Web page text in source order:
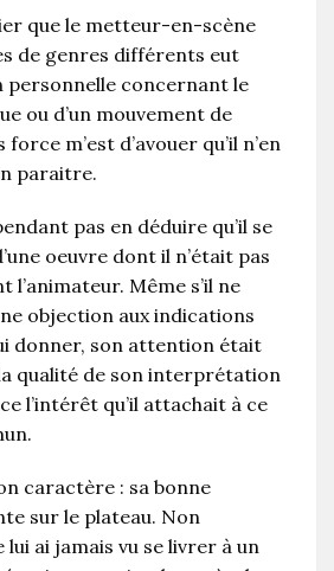
que le metteur-en-scène
de genres différents eut
personnelle concernant le
ou d’un mouvement de
m’est d’avouer qu’il n’en
paraitre.
pas en déduire qu’il se
oeuvre dont il n’était pas
l’animateur. Même s’il ne
objection aux indications
donner, son attention était
qualité de son interprétation
l’intérêt qu’il attachait à ce
caractère : sa bonne
sur le plateau. Non
lui ai jamais vu se livrer à un